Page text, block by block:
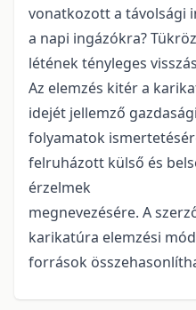
vonatkozott a távolsági
a napi ingázókra?
létének tényleges
Az elemzés kitér a
idejét jellemző
folyamatok
felruházott külső és
érzelmek
megnevezésére. A
karikatúra elemzési
források